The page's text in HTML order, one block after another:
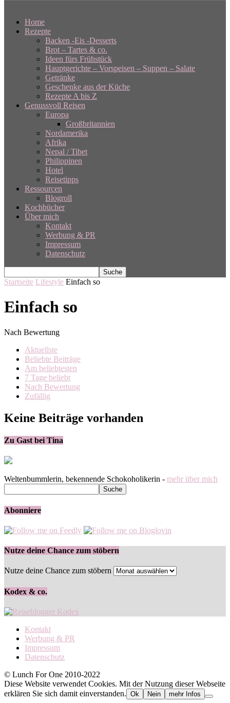
Home
Rezepte
Backen -Eis -Desserts
Brot – Tartes & co.
Ideen fürs Frühstück
Hauptgerichte – Vorspeisen – Suppen – Salate
Getränke
Geschenke aus der Küche
Rezepte A bis Z
Genussvoll Reisen
Europa
Großbritannien
Nordamerika
Afrika
Nepal / Tibet
Philippinen
Hotel
Reisetipps
Ressourcen
Blogroll
Kochbücher
Über mich
Kontakt
Werbung & PR
Impressum
Datenschutz
Startseite Lifestyle Einfach so
Einfach so
Nach Bewertung
Aktuellste
Beliebte Beiträge
Am beliebtesten
7 Tage beliebt
Nach Bewertung
Zufällig
Keine Beiträge vorhanden
Zu Gast bei Tina
Weltenbummlerin, bekennende Schokoholikerin - mehr über mich
Abonniere
Nutze deine Chance zum stöbern
Nutze deine Chance zum stöbern
Kodex & co.
Kontakt
Werbung & PR
Impressum
Datenschutz
© Lunch For One 2010-2022
Diese Website verwendet Cookies. Mit der Nutzung dieser Webseite
erklären Sie sich damit einverstanden. Ok Nein mehr Infos